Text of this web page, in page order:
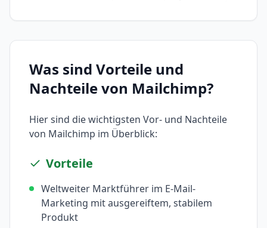
Was sind Vorteile und
Nachteile von Mailchimp?
Hier sind die wichtigsten Vor- und Nachteile
von Mailchimp im Überblick:
Vorteile
Weltweiter Marktführer im E-Mail-
Marketing mit ausgereiftem, stabilem
Produkt